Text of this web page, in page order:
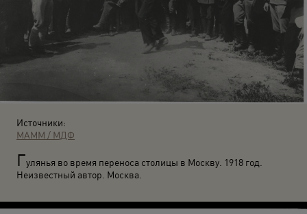
Источники:
МАММ / МДФ
Гулянья во время переноса столицы в Москву. 1918 год.
Неизвестный автор. Москва.